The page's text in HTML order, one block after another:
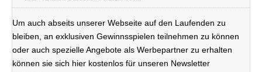
Um auch abseits unserer Webseite auf den Laufenden zu
bleiben, an exklusiven Gewinnsspielen teilnehmen zu können
oder auch spezielle Angebote als Werbepartner zu erhalten
können sie sich hier kostenlos für unseren Newsletter